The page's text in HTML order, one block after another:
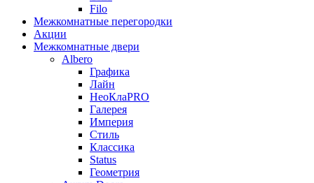
Filo
Межкомнатные перегородки
Акции
Межкомнатные двери
Albero
Графика
Лайн
НеоКлаPRO
Галерея
Империя
Стиль
Классика
Status
Геометрия